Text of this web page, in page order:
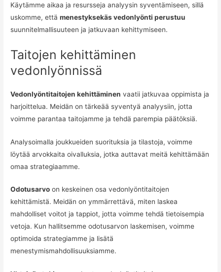
Käytämme aikaa ja resursseja analyysin syventämiseen, sillä
uskomme, ettämenestyksekäs vedonlyönti perustuu
suunnitelmallisuuteen ja jatkuvaan kehittymiseen.
Taitojen kehittäminen
vedonlyönnissä
Vedonlyöntitaitojen kehittäminen vaatii jatkuvaa oppimista ja
harjoittelua. Meidän on tärkeää syventyä analyysiin, jotta
voimme parantaa taitojamme ja tehdä parempia päätöksiä.
Analysoimalla joukkueiden suorituksia ja tilastoja, voimme
löytää arvokkaita oivalluksia, jotka auttavat meitä kehittämään
omaa strategiaamme.
Odotusarvo on keskeinen osa vedonlyöntitaitojen
kehittämistä. Meidän on ymmärrettävä, miten laskea
mahdolliset voitot ja tappiot, jotta voimme tehdä tietoisempia
vetoja. Kun hallitsemme odotusarvon laskemisen, voimme
optimoida strategiamme ja lisätä
menestymismahdollisuuksiamme.